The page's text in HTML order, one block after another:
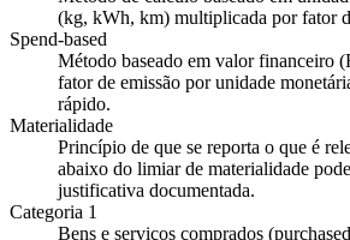
(kg, kWh, km) multiplicada por fator
Spend-based
Método baseado em valor financeiro
fator de emissão por unidade
rápido.
Materialidade
Princípio de que se reporta o que é
abaixo do limiar de materialidade
justificativa documentada.
Categoria 1
Bens e serviços comprados